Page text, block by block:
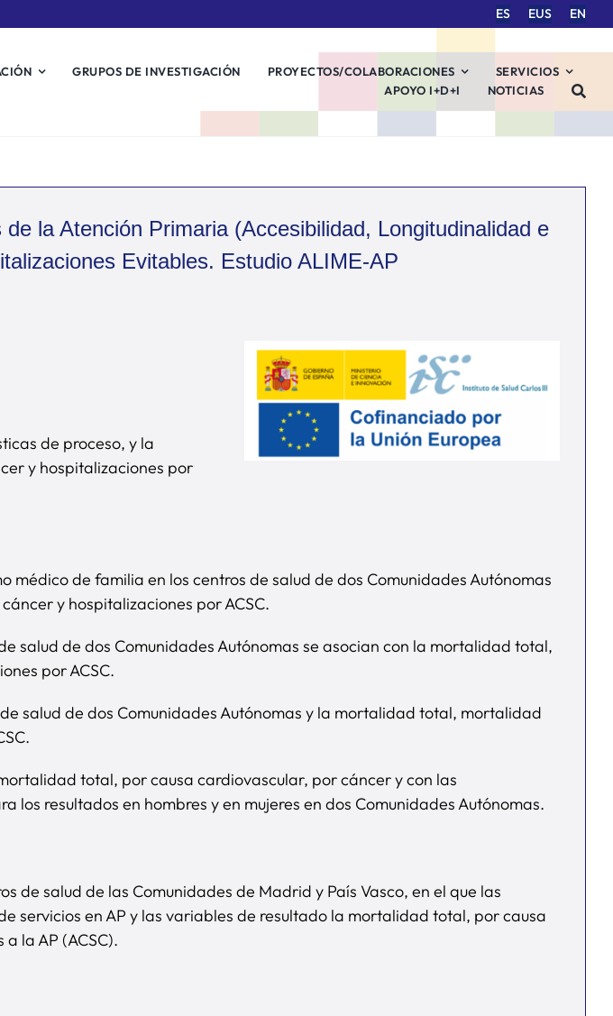
ES EUS EN
GRUPOS DE INVESTIGACIÓN PROYECTOS/COLABORACIONES
SERVICIOS
APOYO I+D+I
NOTICIAS
la Atención Primaria (Accesibilidad, Longitudinalidad e
Evitables. Estudio ALIME-AP
de proceso, y la
y hospitalizaciones por
de familia en los centros de salud de dos Comunidades Autónomas
y hospitalizaciones por ACSC.
salud de dos Comunidades Autónomas se asocian con la mortalidad total,
por ACSC.
salud de dos Comunidades Autónomas y la mortalidad total, mortalidad
total, por causa cardiovascular, por cáncer y con las
los resultados en hombres y en mujeres en dos Comunidades Autónomas.
de salud de las Comunidades de Madrid y País Vasco, en el que las
servicios en AP y las variables de resultado la mortalidad total, por causa
la AP (ACSC).